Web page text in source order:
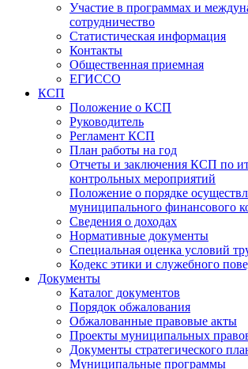
Участие в программах и
сотрудничество
Статистическая информация
Контакты
Общественная приемная
ЕГИССО
КСП
Положение о КСП
Руководитель
Регламент КСП
План работы на год
Отчеты и заключения КСП по
контрольных мероприятий
Положение о порядке
муниципального финансового
Сведения о доходах
Нормативные документы
Специальная оценка условий
Кодекс этики и служебного
Документы
Каталог документов
Порядок обжалования
Обжалованные правовые акты
Проекты муниципальных
Документы стратегического
Муниципальные программы